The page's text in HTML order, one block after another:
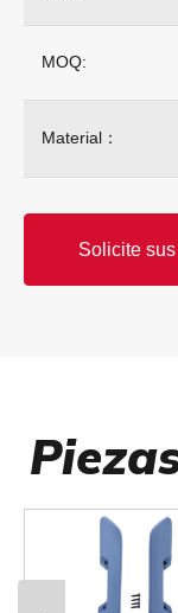
MOQ:
Material：
Solicite